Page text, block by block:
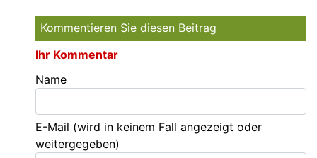
Kommentieren Sie diesen Beitrag
Ihr Kommentar
Name
E-Mail (wird in keinem Fall angezeigt oder
weitergegeben)